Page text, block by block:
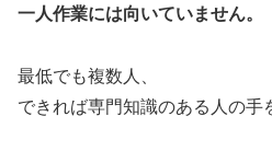
一人作業には向いていません。
最低でも複数人、
できれば専門知識のある人の手